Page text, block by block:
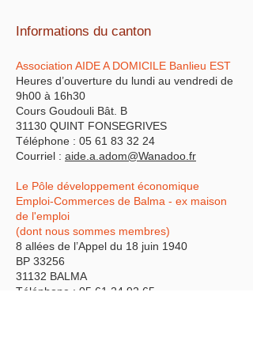
Informations du canton
Association AIDE A DOMICILE Banlieu EST
Heures d’ouverture du lundi au vendredi de
9h00 à 16h30
Cours Goudouli Bât. B
31130 QUINT FONSEGRIVES
Téléphone : 05 61 83 32 24
Courriel : aide.a.adom@Wanadoo.fr
Le Pôle développement économique
Emploi-Commerces de Balma - ex maison
de l'emploi
(dont nous sommes membres)
8 allées de l’Appel du 18 juin 1940
BP 33256
31132 BALMA
Téléphone : 05 61 24 92 65